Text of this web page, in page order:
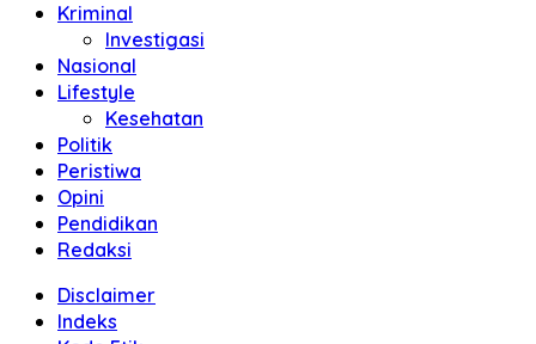
Kriminal
Investigasi
Nasional
Lifestyle
Kesehatan
Politik
Peristiwa
Opini
Pendidikan
Redaksi
Disclaimer
Indeks